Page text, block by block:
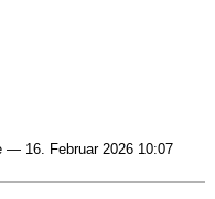
— 16. Februar 2026 10:07